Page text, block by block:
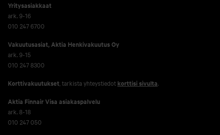
Yritysasiakkaat
ark. 9-16
010 247 6700
Vakuutusasiat, Aktia Henkivakuutus Oy
ark. 9-15
010 247 8300
Korttivakuutukset , tarkista yhteystiedot korttisi sivulta.
Aktia Finnair Visa asiakaspalvelu
ark. 8-18
010 247 050